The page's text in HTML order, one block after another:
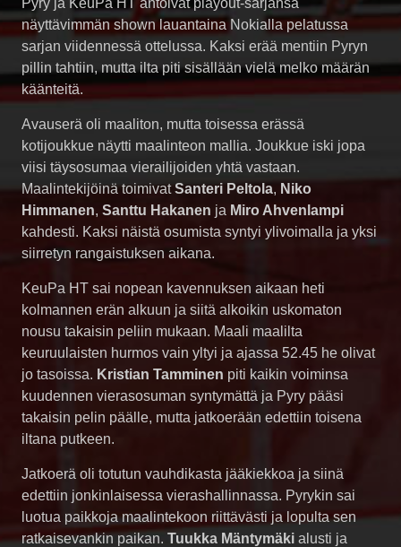
näyttävimmän shown lauantaina Nokialla pelatussa
sarjan viidennessä ottelussa. Kaksi erää mentiin Pyryn
pillin tahtiin, mutta ilta piti sisällään vielä melko määrän
käänteitä.
Avauserä oli maaliton, mutta toisessa erässä
kotijoukkue näytti maalinteon mallia. Joukkue iski jopa
viisi täysosumaa vierailijoiden yhtä vastaan.
Maalintekijöinä toimivatSanteri Peltola, Niko
Himmanen, Santtu Hakanen ja Miro Ahvenlampi
kahdesti. Kaksi näistä osumista syntyi ylivoimalla ja yksi
siirretyn rangaistuksen aikana.
KeuPa HT sai nopean kavennuksen aikaan heti
kolmannen erän alkuun ja siitä alkoikin uskomaton
nousu takaisin peliin mukaan. Maali maalilta
keuruulaisten hurmos vain yltyi ja ajassa 52.45 he olivat
jo tasoissa. Kristian Tamminen piti kaikin voiminsa
kuudennen vierasosuman syntymättä ja Pyry pääsi
takaisin pelin päälle, mutta jatkoerään edettiin toisena
iltana putkeen.
Jatkoerä oli totutun vauhdikasta jääkiekkoa ja siinä
edettiin jonkinlaisessa vierashallinnassa. Pyrykin sai
luotua paikkoja maalintekoon riittävästi ja lopulta sen
ratkaisevankin paikan. Tuukka Mäntymäki alusti ja